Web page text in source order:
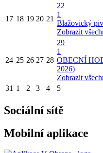
17 18 19 20 21
22
1
Blažovický
Zobrazit
24 25 26 27 28
29
1
OBECNÍ
2026)
Zobrazit
31 1 2 3 4 5
Sociální sítě
Mobilní aplikace